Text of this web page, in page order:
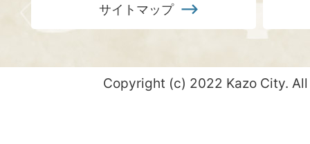
サイトマップ
Copyright (c) 2022 Kazo City.